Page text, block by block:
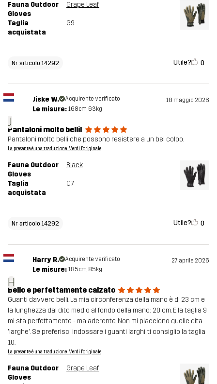
Fauna Outdoor
Gloves
Grape Leaf
Taglia
acquistata
G9
Nr articolo 14292 Utile? 0
J
Jiske W. Acquirente verificato 18 maggio 2026
Le misure: 168cm, 63kg
Pantaloni molto belli!
Pantaloni molto belli che possono resistere a un bel colpo.
La presente è una traduzione. Verdi l'originale
Fauna Outdoor
Gloves
Black
Taglia
acquistata
G7
Nr articolo 14292 Utile? 0
H
Harry R. Acquirente verificato 27 aprile 2026
Le misure: 185cm, 85kg
Bello e perfettamente calzato
Guanti davvero belli. La mia circonferenza della mano è di 23 cm e
la lunghezza dal dito medio al fondo della mano: 20 cm. E la taglia 9
mi sta perfettamente - ma aderente. Non mi piacciono quelle dita
'larghe'. Se preferisci indossare i guanti larghi, ti consiglio la taglia
10.
La presente è una traduzione. Verdi l'originale
Fauna Outdoor
Gloves
Grape Leaf